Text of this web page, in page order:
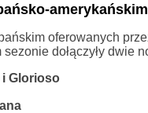
amerykańskim
oferowanych
dołączyły
Glorioso